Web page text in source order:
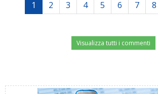
1 2 3 4 5 6 7 8
Visualizza tutti i commenti